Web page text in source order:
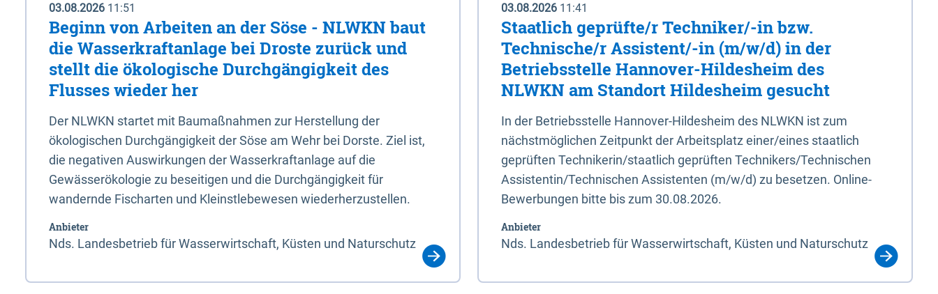
03.08.2026 11:51
Beginn von Arbeiten an der Söse - NLWKN baut
die Wasserkraftanlage bei Droste zurück und
stellt die ökologische Durchgängigkeit des
Flusses wieder her
Der NLWKN startet mit Baumaßnahmen zur Herstellung der
ökologischen Durchgängigkeit der Söse am Wehr bei Dorste. Ziel ist,
die negativen Auswirkungen der Wasserkraftanlage auf die
Gewässerökologie zu beseitigen und die Durchgängigkeit für
wandernde Fischarten und Kleinstlebewesen wiederherzustellen.
Anbieter
Nds. Landesbetrieb für Wasserwirtschaft, Küsten und Naturschutz
03.08.2026 11:41
Staatlich geprüfte/r Techniker/-in bzw.
Technische/r Assistent/-in (m/w/d) in der
Betriebsstelle Hannover-Hildesheim des
NLWKN am Standort Hildesheim gesucht
In der Betriebsstelle Hannover-Hildesheim des NLWKN ist zum
nächstmöglichen Zeitpunkt der Arbeitsplatz einer/eines staatlich
geprüften Technikerin/staatlich geprüften Technikers/Technischen
Assistentin/Technischen Assistenten (m/w/d) zu besetzen. Online-
Bewerbungen bitte bis zum 30.08.2026.
Anbieter
Nds. Landesbetrieb für Wasserwirtschaft, Küsten und Naturschutz